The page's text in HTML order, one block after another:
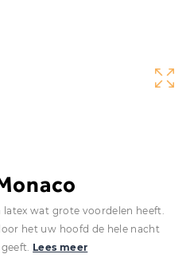
latex wat grote voordelen heeft.
het uw hoofd de hele nacht
Lees meer